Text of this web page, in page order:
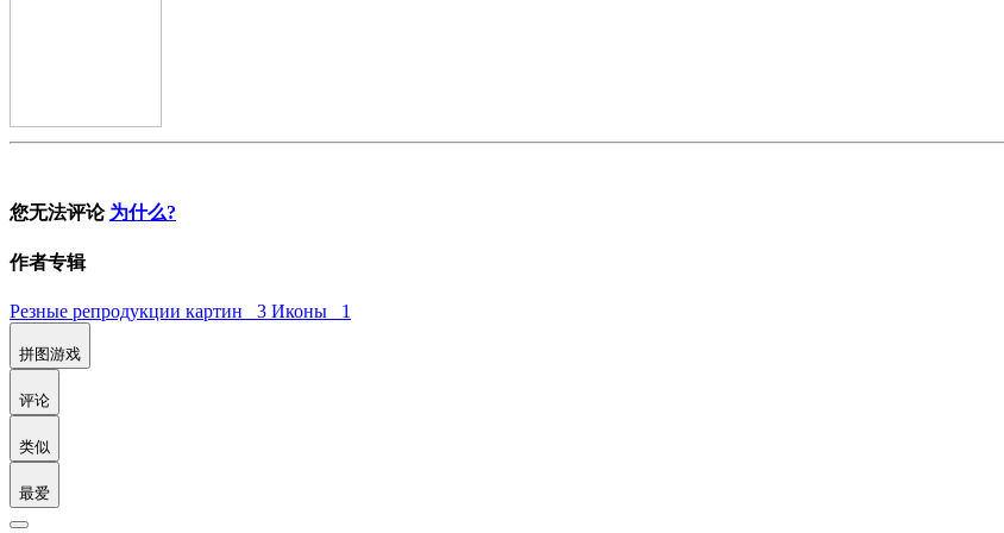
您无法评论 为什么?
作者专辑
Резные репродукции картин 3 Иконы 1
拼图游戏
评论
类似
最爱